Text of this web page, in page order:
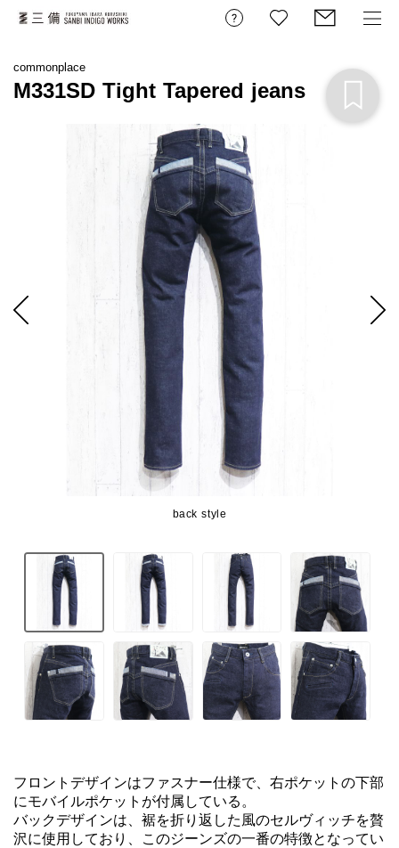
back style
commonplace
M331SD Tight Tapered jeans
フロントデザインはファスナー仕様で、右ポケットの下部
にモバイルポケットが付属している。
バックデザインは、裾を折り返した風のセルヴィッチを贅
沢に使用しており、このジーンズの一番の特徴となってい